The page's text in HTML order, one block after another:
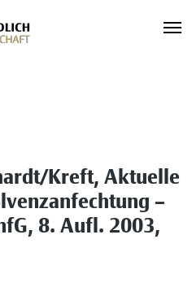
Kreft, Aktuelle
–
8. Aufl. 2003,